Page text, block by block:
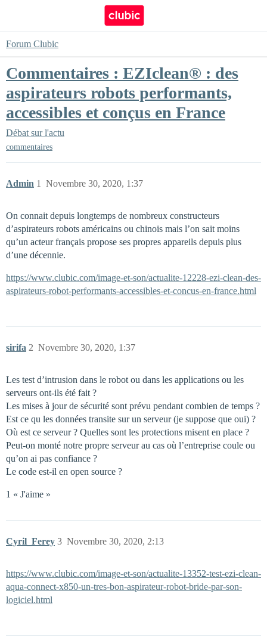
Forum Clubic
Commentaires : EZIclean® : des
aspirateurs robots performants,
accessibles et conçus en France
Débat sur l'actu
commentaires
Admin Novembre 30, 2020, 1:37
1
On connait depuis longtemps de nombreux constructeurs
d’aspirateurs robots américains ou chinois mais l’on sait moins
qu’un acteur français propose ses propres appareils depuis plus
d’une décennie.
https://www.clubic.com/image-et-son/actualite-12228-ezi-clean-des-
aspirateurs-robot-performants-accessibles-et-concus-en-france.html
sirifa Novembre 30, 2020, 1:37
2
Les test d’intrusion dans le robot ou dans les applications ou les
serveurs ont-ils été fait ?
Les mises à jour de sécurité sont prévu pendant combien de temps ?
Est ce qu les données transite sur un serveur (je suppose que oui) ?
Où est ce serveur ? Quelles sont les protections misent en place ?
Peut-on monté notre propre serveur au cas où l’entreprise coule ou
qu’on ai pas confiance ?
Le code est-il en open source ?
1 « J'aime »
Cyril_Ferey Novembre 30, 2020, 2:13
3
https://www.clubic.com/image-et-son/actualite-13352-test-ezi-clean-
aqua-connect-x850-un-tres-bon-aspirateur-robot-bride-par-son-
logiciel.html